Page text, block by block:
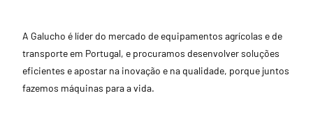
A Galucho é líder do mercado de equipamentos agrícolas e de
transporte em Portugal, e procuramos desenvolver soluções
eficientes e apostar na inovação e na qualidade, porque juntos
fazemos máquinas para a vida.